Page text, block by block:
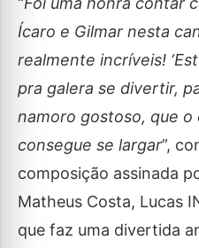
Ícaro e Gilmar nesta
realmente incríveis!
pra galera se divertir,
namoro gostoso, que o
consegue se largar”,
composição assinada
Matheus Costa, Lucas
que faz uma divertida